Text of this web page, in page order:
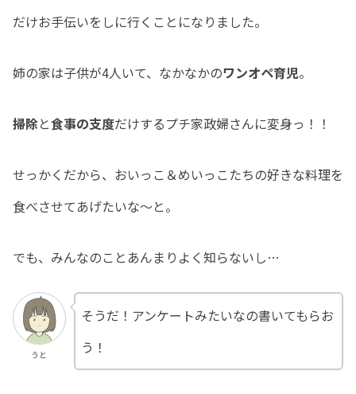
だけお手伝いをしに行くことになりました。
姉の家は子供が4人いて、なかなかのワンオペ育児。
掃除と食事の支度だけするプチ家政婦さんに変身っ！！
せっかくだから、おいっこ＆めいっこたちの好きな料理を
食べさせてあげたいな〜と。
でも、みんなのことあんまりよく知らないし…
うと
そうだ！アンケートみたいなの書いてもらお
う！